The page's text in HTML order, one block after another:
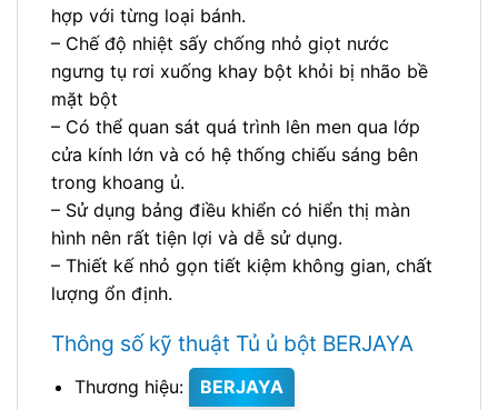
hợp với từng loại bánh.
– Chế độ nhiệt sấy chống nhỏ giọt nước
ngưng tụ rơi xuống khay bột khỏi bị nhão bề
mặt bột
– Có thể quan sát quá trình lên men qua lớp
cửa kính lớn và có hệ thống chiếu sáng bên
trong khoang ủ.
– Sử dụng bảng điều khiển có hiển thị màn
hình nên rất tiện lợi và dễ sử dụng.
– Thiết kế nhỏ gọn tiết kiệm không gian, chất
lượng ổn định.
Thông số kỹ thuật Tủ ủ bột BERJAYA
Thương hiệu: BERJAYA